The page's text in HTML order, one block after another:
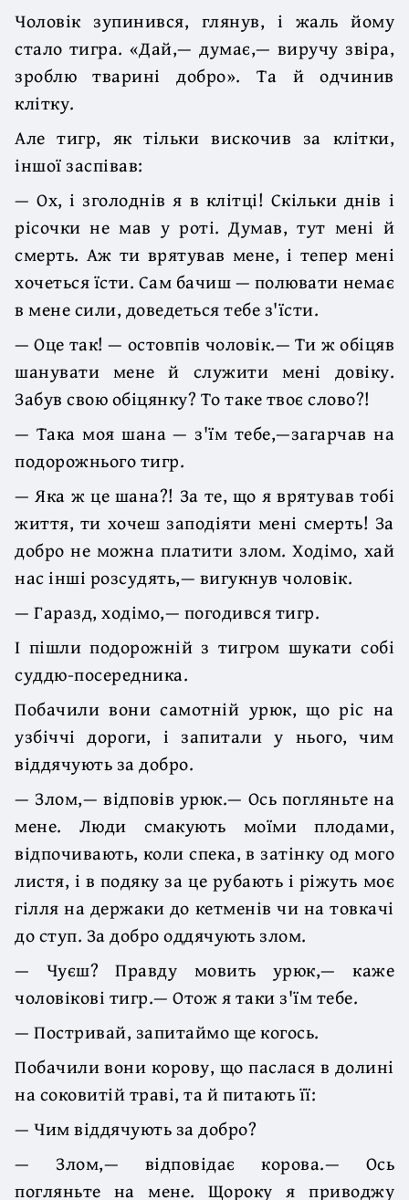
Чоловік зупинився, глянув, і жаль йому
стало тигра. «Дай,— думає,— виручу звіра,
зроблю тварині добро». Та й одчинив
клітку.
Але тигр, як тільки вискочив за клітки,
іншої заспівав:
— Ох, і зголоднів я в клітці! Скільки днів і
рісочки не мав у роті. Думав, тут мені й
смерть. Аж ти врятував мене, і тепер мені
хочеться їсти. Сам бачиш — полювати немає
в мене сили, доведеться тебе з'їсти.
— Оце так! — остовпів чоловік.— Ти ж обіцяв
шанувати мене й служити мені довіку.
Забув свою обіцянку? То таке твоє слово?!
— Така моя шана — з'їм тебе,—загарчав на
подорожнього тигр.
— Яка ж це шана?! За те, що я врятував тобі
життя, ти хочеш заподіяти мені смерть! За
добро не можна платити злом. Ходімо, хай
нас інші розсудять,— вигукнув чоловік.
— Гаразд, ходімо,— погодився тигр.
І пішли подорожній з тигром шукати собі
суддю-посередника.
Побачили вони самотній урюк, що ріс на
узбіччі дороги, і запитали у нього, чим
віддячують за добро.
— Злом,— відповів урюк.— Ось погляньте на
мене. Люди смакують моїми плодами,
відпочивають, коли спека, в затінку од мого
листя, і в подяку за це рубають і ріжуть моє
гілля на держаки до кетменів чи на товкачі
до ступ. За добро оддячують злом.
— Чуєш? Правду мовить урюк,— каже
чоловікові тигр.— Отож я таки з'їм тебе.
— Постривай, запитаймо ще когось.
Побачили вони корову, що паслася в долині
на соковитій траві, та й питають її:
— Чим віддячують за добро?
— Злом,— відповідає корова.— Ось
погляньте на мене. Щороку я приводжу